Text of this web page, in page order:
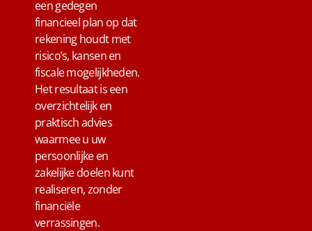
een gedegen
financieel plan op dat
rekening houdt met
risico’s, kansen en
fiscale mogelijkheden.
Het resultaat is een
overzichtelijk en
praktisch advies
waarmee u uw
persoonlijke en
zakelijke doelen kunt
realiseren, zonder
financiële
verrassingen.